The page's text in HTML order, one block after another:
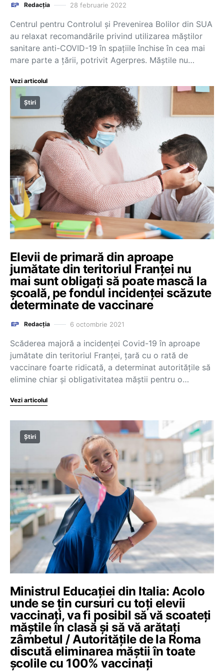
Redacția 28 februarie 2022
Centrul pentru Controlul şi Prevenirea Bolilor din SUA
au relaxat recomandările privind utilizarea măştilor
sanitare anti-COVID-19 în spaţiile închise în cea mai
mare parte a ţării, potrivit Agerpres. Măștile nu…
Vezi articolul
Știri
Elevii de primară din aproape
jumătate din teritoriul Franței nu
mai sunt obligați să poate mască la
școală, pe fondul incidenței scăzute
determinate de vaccinare
Redacția 6 octombrie 2021
Scăderea majoră a incidenței Covid-19 în aproape
jumătate din teritoriul Franței, țară cu o rată de
vaccinare foarte ridicată, a determinat autoritățile să
elimine chiar și obligativitatea măștii pentru o…
Vezi articolul
Știri
Ministrul Educației din Italia: Acolo
unde se țin cursuri cu toți elevii
vaccinați, va fi posibil să vă scoateți
măștile în clasă și să vă arătați
zâmbetul / Autoritățile de la Roma
discută eliminarea măștii în toate
școlile cu 100% vaccinați